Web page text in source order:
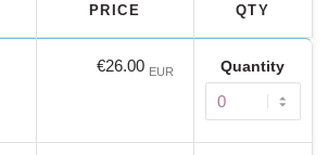
PRICE QTY
€26.00 EUR Quantity